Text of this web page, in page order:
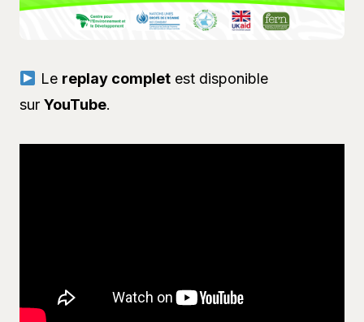
Le replay completest disponible
sur YouTube.